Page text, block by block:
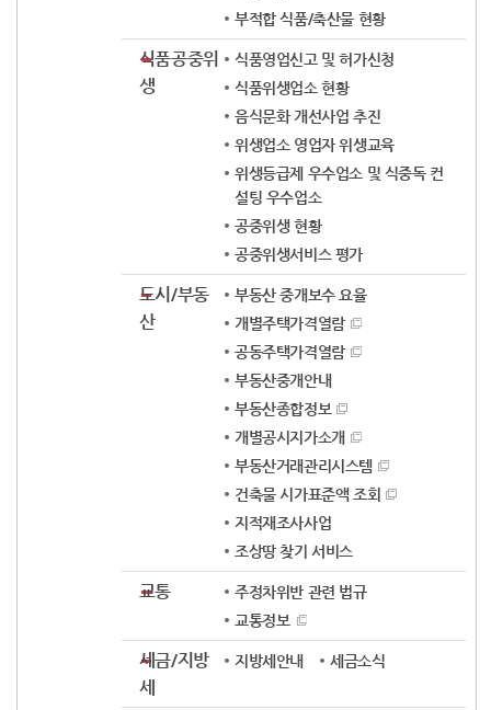
부적합 식품/축산물 현황
식품공중위
생
식품영업신고 및 허가신청
식품위생업소 현황
음식문화 개선사업 추진
위생업소 영업자 위생교육
위생등급제 우수업소 및 식중독 컨
설팅 우수업소
공중위생 현황
공중위생서비스 평가
도시/부동
산
부동산 중개보수 요율
개별주택가격열람
공동주택가격열람
부동산중개안내
부동산종합정보
개별공시지가소개
부동산거래관리시스템
건축물 시가표준액 조회
지적재조사사업
조상땅 찾기 서비스
교통
주정차위반 관련 법규
교통정보
세금/지방
세
지방세안내 세금소식